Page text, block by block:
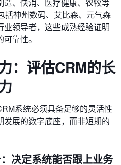
括神州数码、艾比森、元气森
领导者，这些成熟经验证明
靠性。
：评估CRM的长
系统必须具备足够的灵活性
展的数字底座，而非短期的
决定系统能否跟上业务